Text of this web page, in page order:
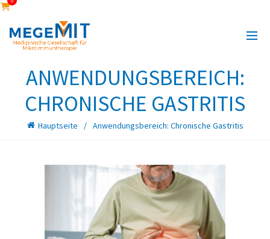
ANWENDUNGSBEREICH:
CHRONISCHE GASTRITIS
Hauptseite Anwendungsbereich: Chronische Gastritis